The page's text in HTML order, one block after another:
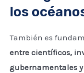
los
También es
entre científicos,
gubernamentales